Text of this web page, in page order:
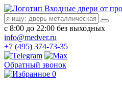
Входные двери от
с 8:00 до 22:00 без выходных
info@medver.ru
+7 (495) 374-73-35
Обратный звонок
0